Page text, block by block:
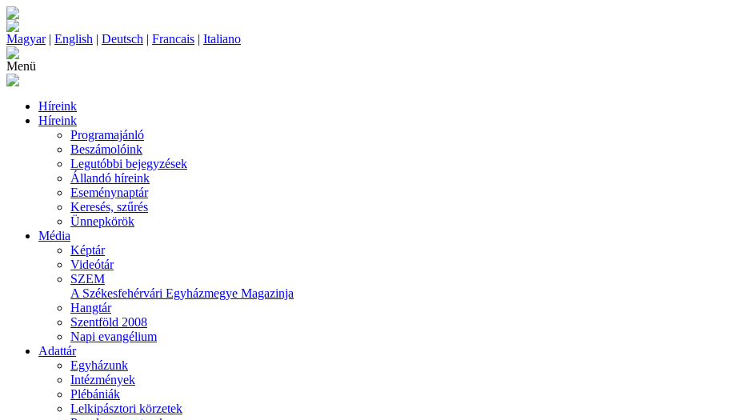
Magyar| English | Deutsch | Francais | Italiano
Menü
Híreink
Híreink
Programajánló
Beszámolóink
Legutóbbi bejegyzések
Állandó híreink
Eseménynaptár
Keresés, szűrés
Ünnepkörök
Média
Képtár
Videótár
SZEM
A Székesfehérvári Egyházmegye Magazinja
Hangtár
Szentföld 2008
Napi evangélium
Adattár
Egyházunk
Intézmények
Plébániák
Lelkipásztori körzetek